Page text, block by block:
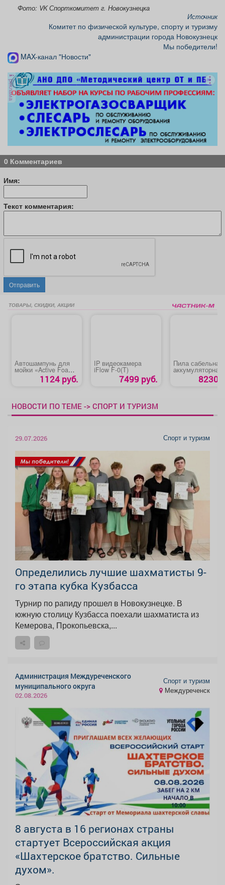
Фото: VK Спорткомитет г. Новокузнецка
Источник
Комитет по физической культуре, спорту и туризму
администрации города Новокузнецк
Мы победители!
MAX-канал "Новости"
реклама
0 Комментариев
Имя:
Текст комментария:
Отправить
ТОВАРЫ, СКИДКИ, АКЦИИ
Автошампунь для
мойки «Active Foam
1124 руб.
IP видеокaмepa
iFlow F-0(T)
7499 руб.
Пила сабельная
аккумуляторная
ЗУБР «СПЛ-
8230
НОВОСТИ ПО ТЕМЕ -> СПОРТ И ТУРИЗМ
29.07.2026 Спорт и туризм
Определились лучшие шахматисты 9-
го этапа кубка Кузбасса
Турнир по рапиду прошел в Новокузнецке. В
южную столицу Кузбасса поехали шахматиста из
Кемерова, Прокопьевска,...
Администрация Междуреченского
муниципального округа
02.08.2026
Спорт и туризм
Междуреченск
8 августа в 16 регионах страны
стартует Всероссийская акция
«Шахтерское братство. Сильные
духом».